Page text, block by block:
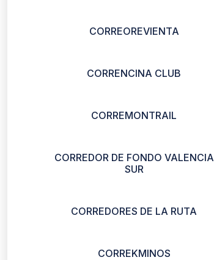
CORREOREVIENTA
CORRENCINA CLUB
CORREMONTRAIL
CORREDOR DE FONDO VALENCIA
SUR
CORREDORES DE LA RUTA
CORREKMINOS